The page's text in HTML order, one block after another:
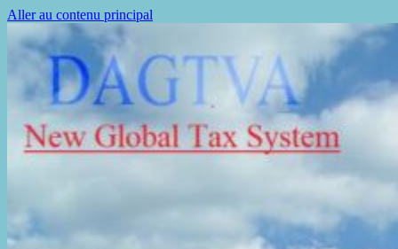
Aller au contenu principal
DAGTVA
La fin de la fraude à la TVA